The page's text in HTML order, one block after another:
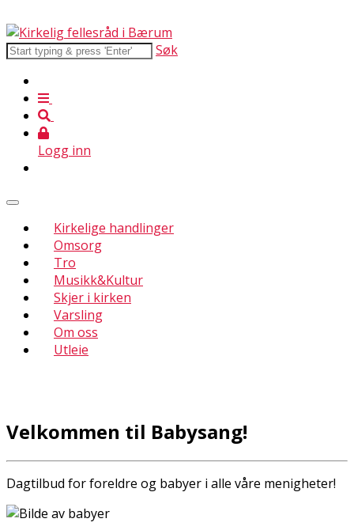
Søk
Logg inn
Kirkelige handlinger
Omsorg
Tro
Musikk&Kultur
Skjer i kirken
Varsling
Om oss
Utleie
Velkommen til Babysang!
Dagtilbud for foreldre og babyer i alle våre menigheter!